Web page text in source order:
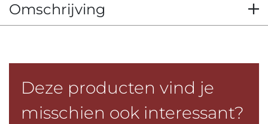
Omschrijving
Deze producten vind je
misschien ook interessant?